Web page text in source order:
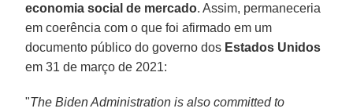
economia social de mercado. Assim, permaneceria
em coerência com o que foi afirmado em um
documento público do governo dos Estados Unidos
em 31 de março de 2021:
"The Biden Administration is also committed to